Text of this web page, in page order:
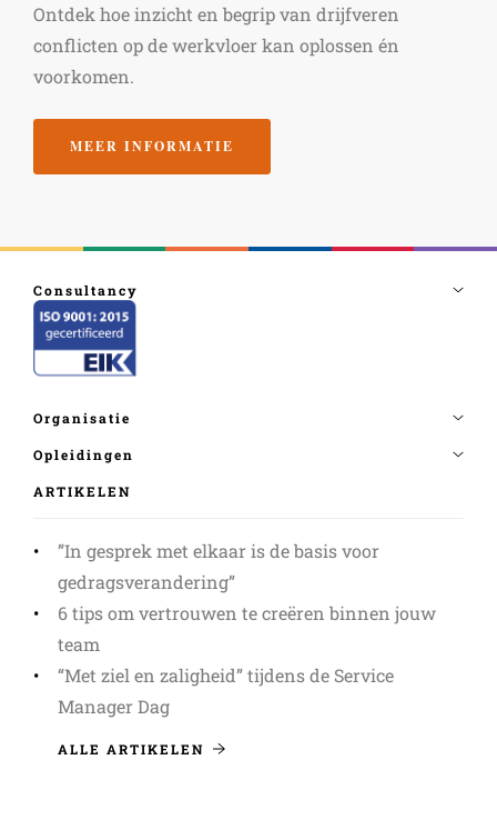
Ontdek hoe inzicht en begrip van drijfveren
conflicten op de werkvloer kan oplossen én
voorkomen.
MEER INFORMATIE
ARTIKELEN
”In gesprek met elkaar is de basis voor
gedragsverandering”
6 tips om vertrouwen te creëren binnen jouw
team
“Met ziel en zaligheid” tijdens de Service
Manager Dag
ALLE ARTIKELEN